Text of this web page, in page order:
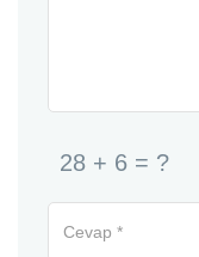
28 + 6 = ?